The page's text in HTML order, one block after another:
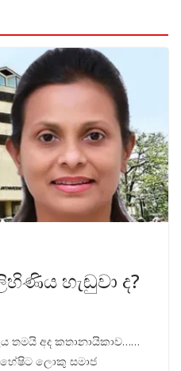
හැඬුවා ද?
තමයි අද කතානායිකාව……
ලොකු සමාජ